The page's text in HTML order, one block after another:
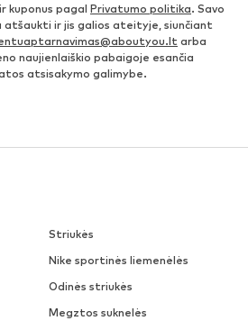
kuponus pagal Privatumo politika. Savo
atšaukti ir jis galios ateityje, siunčiant
arba
naujienlaiškio pabaigoje esančia
atsisakymo galimybe.
Striukės
Nike sportinės liemenėlės
Odinės striukės
Megztos suknelės